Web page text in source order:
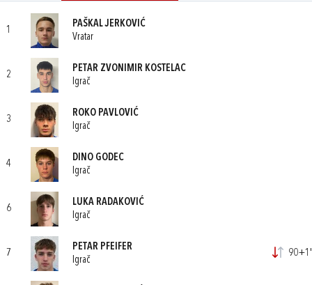
1
PAŠKAL JERKOVIĆ
Vratar
2
PETAR ZVONIMIR KOSTELAC
Igrač
3
ROKO PAVLOVIĆ
Igrač
4
DINO GODEC
Igrač
6
LUKA RADAKOVIĆ
Igrač
7
PETAR PFEIFER
Igrač
90+1'